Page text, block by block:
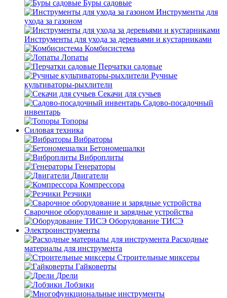
Буры садовые
Инструменты для
ухода за газоном
Инструменты для ухода за деревьями и кустарниками
Комбисистема
Лопаты
Перчатки садовые
Ручные
культиваторы-рыхлители
Секачи для сучьев
Садово-посадочный
инвентарь
Топоры
Силовая техника
Вибраторы
Бетономешалки
Виброплиты
Генераторы
Двигатели
Компрессора
Резчики
Сварочное оборудование и зарядные устройства
Оборудование ТИСЭ
Электроинструменты
Расходные
материалы для инструмента
Строительные миксеры
Гайковерты
Дрели
Лобзики